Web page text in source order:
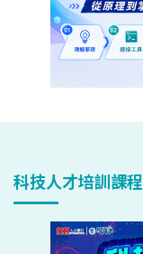
科技人才培訓課程